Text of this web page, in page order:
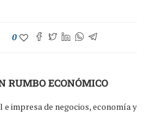
0
RUMBO ECONÓMICO
e impresa de negocios, economía y